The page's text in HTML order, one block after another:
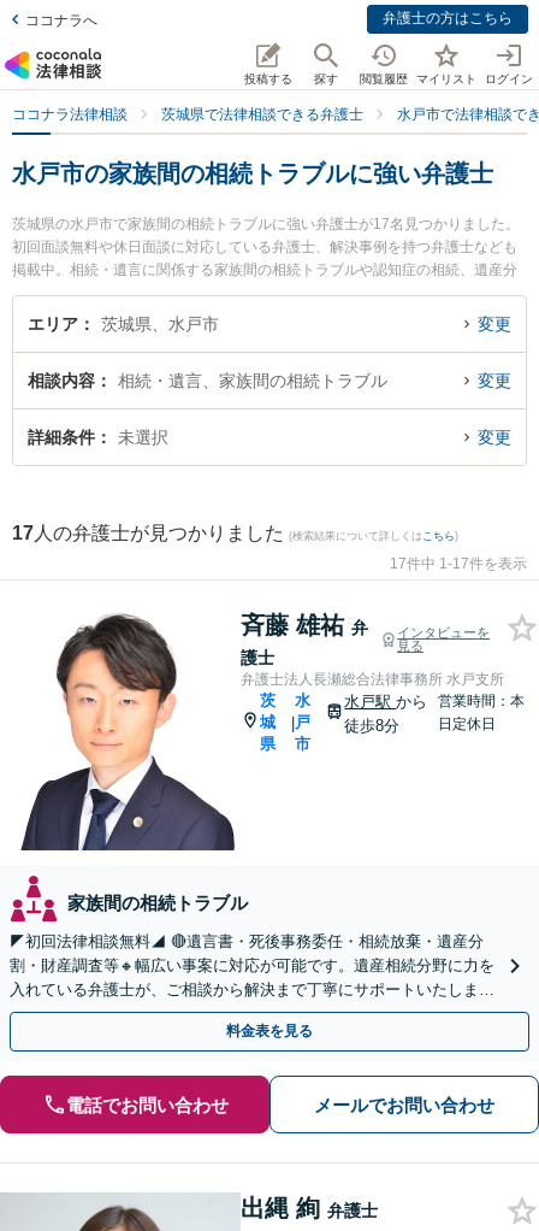
ココナラへ 弁護士の方はこちら
投稿する 探す 閲覧履歴 マイリスト ログイン
ココナラ法律相談 茨城県で法律相談できる弁護士 水戸市で法律相談で
水戸市の家族間の相続トラブルに強い弁護士
茨城県の水戸市で家族間の相続トラブルに強い弁護士が17名見つかりました。
初回面談無料や休日面談に対応している弁護士、解決事例を持つ弁護士なども
掲載中。相続・遺言に関係する家族間の相続トラブルや認知症の相続、遺産分
割等の細かな分野での絞り込み検索もでき便利です。特に弁護士法人長瀬総合
法律事務所 水戸支所の斉藤 雄祐弁護士やベリーベスト法律事務所 水戸オフィ
生した家族間の相続トラブルのトラブルを今すぐに弁護士に相談したい』『家
族間の相続トラブルのトラブル解決の実績豊富な近くの弁護士を検索したい』
『初回相談無料で家族間の相続トラブルを法律相談できる水戸市内の弁護士に
エリア 茨城県、水戸市 変更
相談内容 相続・遺言、家族間の相続トラブル 変更
詳細条件 未選択 変更
17 人の弁護士が見つかりました (検索結果について詳しくは こちら)
17件中 1-17件を表示
斉藤 雄祐 弁
護士
インタビューを
見る
弁護士法人長瀬総合法律事務所 水戸支所
茨
城
県
|
水
戸
市
水戸駅から
徒歩8分
営業時間：本
日定休日
家族間の相続トラブル
◤初回法律相談無料◢ 🔴遺言書・死後事務委任・相続放棄・遺産分
割・財産調査等🔸幅広い事案に対応が可能です。遺産相続分野に力を
入れている弁護士が、ご相談から解決まで丁寧にサポートいたしま
す。まずはじっくりとお話ししてください。
料金表を見る
電話でお問い合わせ メールでお問い合わせ
出縄 絢 弁護士